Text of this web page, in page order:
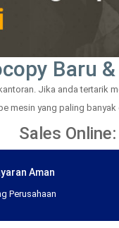
Baru
Jika anda
mesin yang paling
Sales
Aman
Perusahaan